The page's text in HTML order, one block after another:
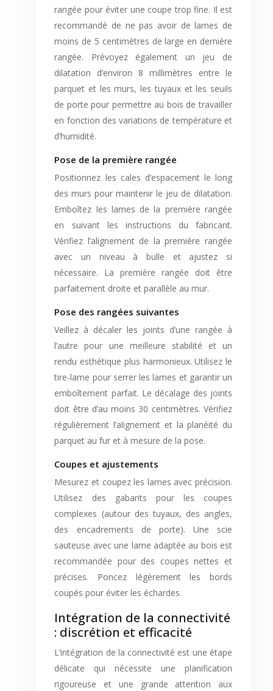
rangée pour éviter une coupe trop fine. Il est
recommandé de ne pas avoir de lames de
moins de 5 centimètres de large en dernière
rangée. Prévoyez également un jeu de
dilatation d’environ 8 millimètres entre le
parquet et les murs, les tuyaux et les seuils
de porte pour permettre au bois de travailler
en fonction des variations de température et
d’humidité.
Pose de la première rangée
Positionnez les cales d’espacement le long
des murs pour maintenir le jeu de dilatation.
Emboîtez les lames de la première rangée
en suivant les instructions du fabricant.
Vérifiez l’alignement de la première rangée
avec un niveau à bulle et ajustez si
nécessaire. La première rangée doit être
parfaitement droite et parallèle au mur.
Pose des rangées suivantes
Veillez à décaler les joints d’une rangée à
l’autre pour une meilleure stabilité et un
rendu esthétique plus harmonieux. Utilisez le
tire-lame pour serrer les lames et garantir un
emboîtement parfait. Le décalage des joints
doit être d’au moins 30 centimètres. Vérifiez
régulièrement l’alignement et la planéité du
parquet au fur et à mesure de la pose.
Coupes et ajustements
Mesurez et coupez les lames avec précision.
Utilisez des gabarits pour les coupes
complexes (autour des tuyaux, des angles,
des encadrements de porte). Une scie
sauteuse avec une lame adaptée au bois est
recommandée pour des coupes nettes et
précises. Poncez légèrement les bords
coupés pour éviter les échardes.
Intégration de la connectivité
: discrétion et efficacité
L’intégration de la connectivité est une étape
délicate qui nécessite une planification
rigoureuse et une grande attention aux